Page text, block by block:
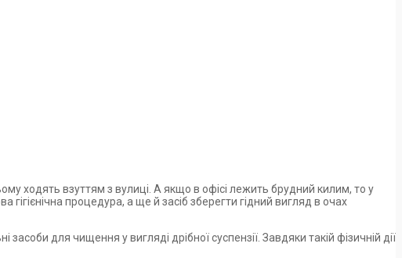
ходять взуттям з вулиці. А якщо в офісі лежить брудний килим, то у
гігієнічна процедура, а ще й засіб зберегти гідний вигляд в очах
для чищення у вигляді дрібної суспензії. Завдяки такій фізичній дії